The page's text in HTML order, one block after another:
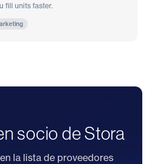
fill units faster.
socio de Stora
la lista de proveedores